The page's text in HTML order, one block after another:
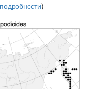
подробности)